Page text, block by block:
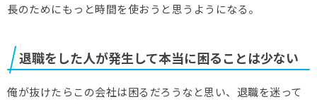
長のためにもっと時間を使おうと思うようになる。
退職をした人が発生して本当に困ることは少ない
俺が抜けたらこの会社は困るだろうなと思い、退職を迷って